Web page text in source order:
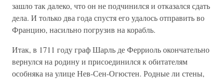
зашло так далеко, что он не подчинился и отказался сдать
дела. И только два года спустя его удалось отправить во
Францию, насильно погрузив на корабль.
Итак, в 1711 году граф Шарль де Ферриоль окончательно
вернулся на родину и присоединился к обитателям
особняка на улице Нев-Сен-Огюстен. Родные ли стены,